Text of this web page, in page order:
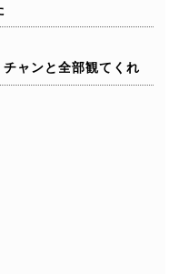
チャンと全部観てくれ